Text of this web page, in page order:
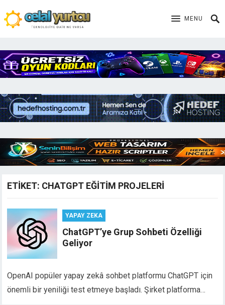
MENU
ETIKET: CHATGPT EĞITIM PROJELERI
YAPAY ZEKA
ChatGPT’ye Grup Sohbeti Özelliği
Geliyor
OpenAI popüler yapay zekâ sohbet platformu ChatGPT için
önemli bir yeniliği test etmeye başladı. Şirket platforma…